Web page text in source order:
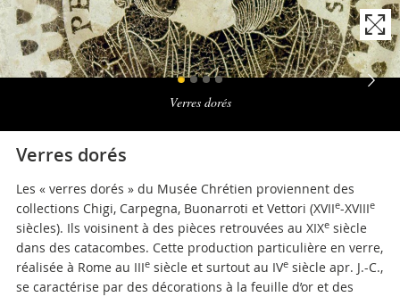
Verres dorés
Naviga
Verres dorés
Les « verres dorés » du Musée Chrétien proviennent des
collections Chigi, Carpegna, Buonarroti et Vettori (XVIIe-XVIIIe
siècles). Ils voisinent à des pièces retrouvées au XIXesiècle
dans des catacombes. Cette production particulière en verre,
réalisée à Rome au IIIesiècle et surtout au IVesiècle apr. J.-C.,
se caractérise par des décorations à la feuille d’or et des